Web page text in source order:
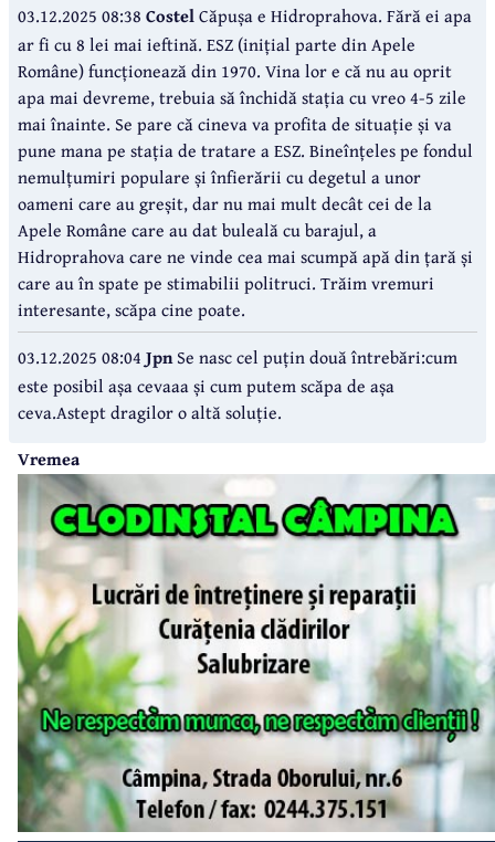
03.12.2025 08:38 CostelCăpușa e Hidroprahova. Fără ei apa
ar fi cu 8 lei mai ieftină. ESZ (inițial parte din Apele
Române) funcționează din 1970. Vina lor e că nu au oprit
apa mai devreme, trebuia să închidă stația cu vreo 4-5 zile
mai înainte. Se pare că cineva va profita de situație și va
pune mana pe stația de tratare a ESZ. Bineînțeles pe fondul
nemulțumiri populare și înfierării cu degetul a unor
oameni care au greșit, dar nu mai mult decât cei de la
Apele Române care au dat buleală cu barajul, a
Hidroprahova care ne vinde cea mai scumpă apă din țară și
care au în spate pe stimabilii politruci. Trăim vremuri
interesante, scăpa cine poate.
03.12.2025 08:04 JpnSe nasc cel puțin două întrebări:cum
este posibil așa cevaaa și cum putem scăpa de așa
ceva.Astept dragilor o altă soluție.
Vremea